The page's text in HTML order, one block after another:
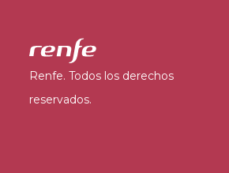
Renfe. Todos los derechos
reservados.